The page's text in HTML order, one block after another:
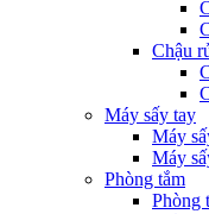
Chậu
Máy sấy tay
Máy
Máy
Phòng tắm
Phòng